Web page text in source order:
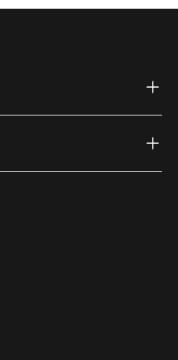
(external link)
(external link)
Youtube (external